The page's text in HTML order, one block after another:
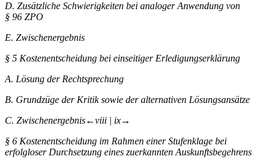
D. Zusätzliche Schwierigkeiten bei analoger Anwendung von
§ 96 ZPO
E. Zwischenergebnis
§ 5 Kostenentscheidung bei einseitiger Erledigungserklärung
A. Lösung der Rechtsprechung
B. Grundzüge der Kritik sowie der alternativen Lösungsansätze
C. Zwischenergebnis←viii | ix→
§ 6 Kostenentscheidung im Rahmen einer Stufenklage bei
erfolgloser Durchsetzung eines zuerkannten Auskunftsbegehrens